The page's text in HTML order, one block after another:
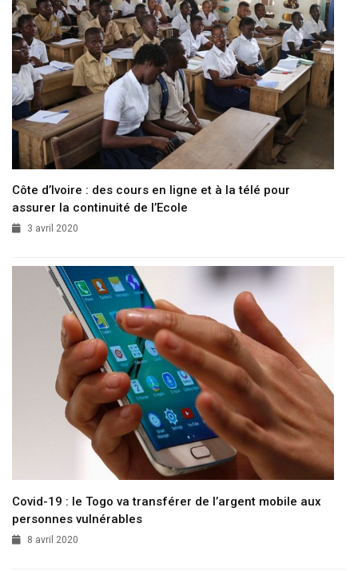
Côte d’Ivoire : des cours en ligne et à la télé pour
assurer la continuité de l’Ecole
3 avril 2020
Covid-19 : le Togo va transférer de l’argent mobile aux
personnes vulnérables
8 avril 2020